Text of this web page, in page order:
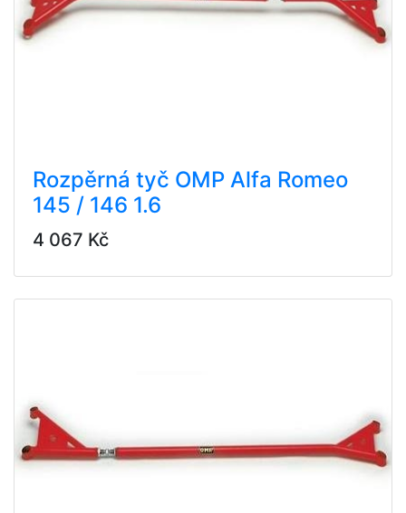
Rozpěrná tyč OMP Alfa Romeo
145 / 146 1.6
4 067 Kč